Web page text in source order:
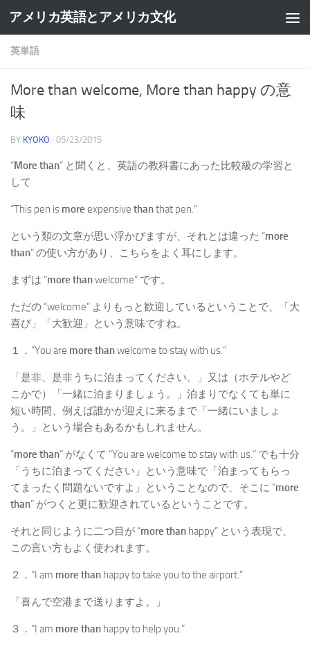
Skip to content
アメリカ英語とアメリカ文化
英単語
More than welcome, More than happy の意
味
BY KYOKO · 05/23/2015
“More than” と聞くと、英語の教科書にあった比較級の学習と
して
“This pen is more expensive thanthat pen.”
という類の文章が思い浮かびますが、それとは違った “more
than” の使い方があり、こちらをよく耳にします。
まずは “more thanwelcome” です。
ただの “welcome” よりもっと歓迎しているということで、「大
喜び」「大歓迎」という意味ですね。
１．”You are more thanwelcome to stay with us.”
「是非、是非うちに泊まってください。」又は（ホテルやど
こかで）「一緒に泊まりましょう。」泊まりでなくても単に
短い時間、例えば誰かが迎えに来るまで「一緒にいましょ
う。」という場合もあるかもしれません。
“more than” がなくて “You are welcome to stay with us.” でも十分
「うちに泊まってください」という意味で「泊まってもらっ
てまったく問題ないですよ」ということなので、そこに “more
than” がつくと更に歓迎されているということです。
それと同じように二つ目が “more than happy” という表現で、
この言い方もよく使われます。
２．”I am more than happy to take you to the airport.”
「喜んで空港まで送りますよ。」
３．”I am more than happy to help you.”